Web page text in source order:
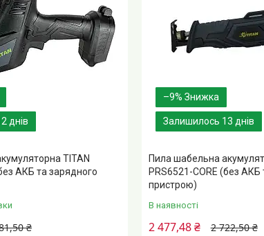
днів
TITAN
АКБ та зарядного
₴
–9%
Залишилось 13 днів
Пила шабельна
PRS6521-CORE (без АКБ
пристрою)
В наявності
2 722,50 ₴
2 477,48 ₴